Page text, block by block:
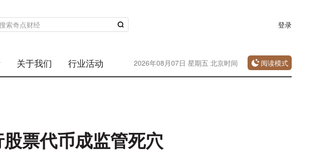
登录
关于我们 行业活动 2026年08月07日 星期五 北京时间 阅读模式
票代币成监管死穴